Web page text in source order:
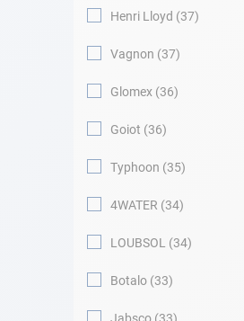
Henri Lloyd 37
Vagnon 37
Glomex 36
Goiot 36
Typhoon 35
4WATER 34
LOUBSOL 34
Botalo 33